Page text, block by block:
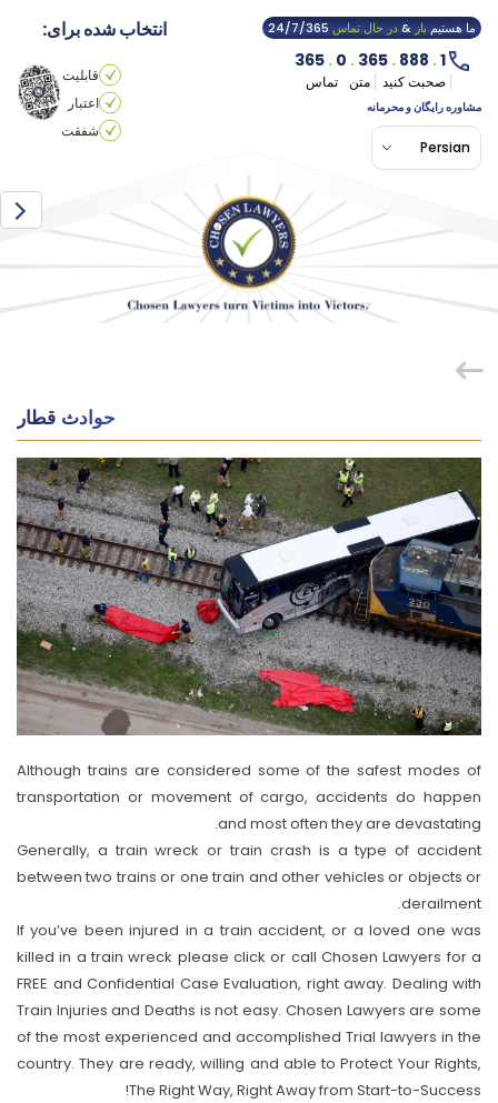
انتخاب شده برای:
قابلیت
اعتبار
شفقت
ما هستیمباز&در حال تماس24/7/365
1
.
.
.
.
صحبت کنید متن
تماس
مشاوره رایگان و محرمانه
Persian
حوادث قطار
Although trains are considered some of the safest modes of
transportation or movement of cargo, accidents do happen
and most often they are devastating.
Generally, a train wreck or train crash is a type of accident
between two trains or one train and other vehicles or objects or
derailment.
If you’ve been injured in a train accident, or a loved one was
killed in a train wreck please click or call Chosen Lawyers for a
FREE and Confidential Case Evaluation, right away. Dealing with
Train Injuries and Deaths is not easy. Chosen Lawyers are some
of the most experienced and accomplished Trial lawyers in the
country. They are ready, willing and able to Protect Your Rights,
The Right Way, Right Away from Start-to-Success!